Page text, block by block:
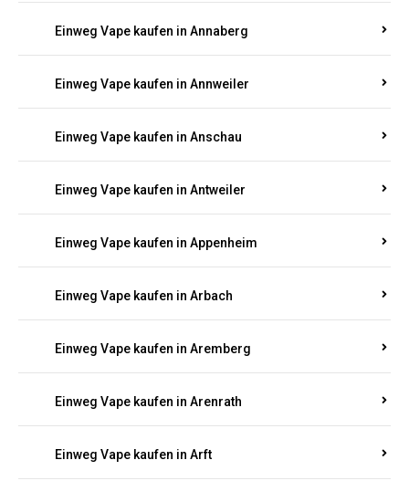
Einweg Vape kaufen in Annaberg
Einweg Vape kaufen in Annweiler
Einweg Vape kaufen in Anschau
Einweg Vape kaufen in Antweiler
Einweg Vape kaufen in Appenheim
Einweg Vape kaufen in Arbach
Einweg Vape kaufen in Aremberg
Einweg Vape kaufen in Arenrath
Einweg Vape kaufen in Arft